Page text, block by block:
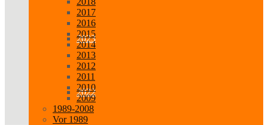
2023
2022
2017
2016
2015
2014
2013
2012
2011
2010
2009
1989-2008
Vor 1989